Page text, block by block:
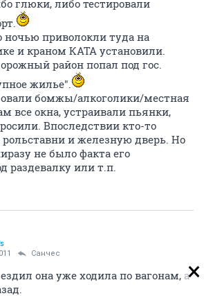
глюки, либо тестировали
ночью приволокли туда на
и краном КАТА установили.
район попал под гос.
жилье".
бомжы/алкоголики/местная
все окна, устраивали пьянки,
Впоследствии кто-то
и железную дверь. Но
не было факта его
раздевалку или т.п.
Санчес
она уже ходила по вагонам, а